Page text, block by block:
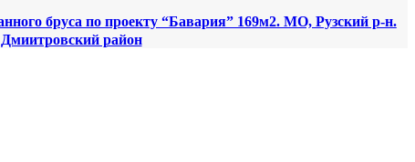
бруса по проекту “Бавария” 169м2. МО, Рузский р-н.
район